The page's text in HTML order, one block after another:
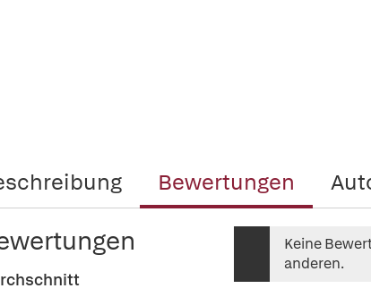
Bewertungen
Keine
anderen.